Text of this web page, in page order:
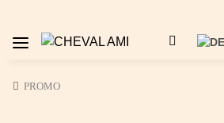
PROMO